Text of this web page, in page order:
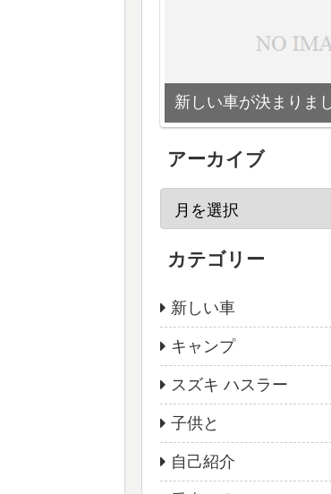
新しい車が決まりま
アーカイブ
カテゴリー
新しい車
キャンプ
スズキ ハスラー
子供と
自己紹介